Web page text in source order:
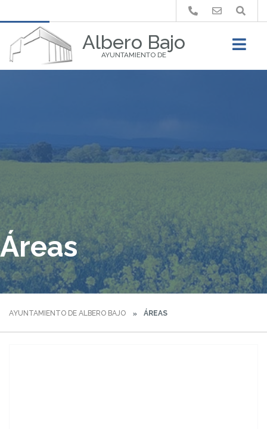
Albero Bajo
AYUNTAMIENTO DE
Buscar
Áreas
AYUNTAMIENTO DE ALBERO BAJO ÁREAS